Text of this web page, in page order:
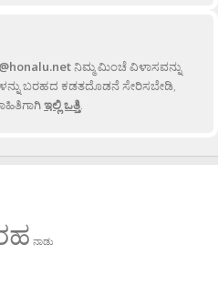
ನಿಮ್ಮ ಮಿಂಚೆ ವಿಳಾಸವನ್ನು
ಬರಹದ ಕಡತದೊಡನೆ ಸೇರಿಸಬೇಡಿ,
ಇಲ್ಲಿ ಒತ್ತಿ.
ನಾಡು